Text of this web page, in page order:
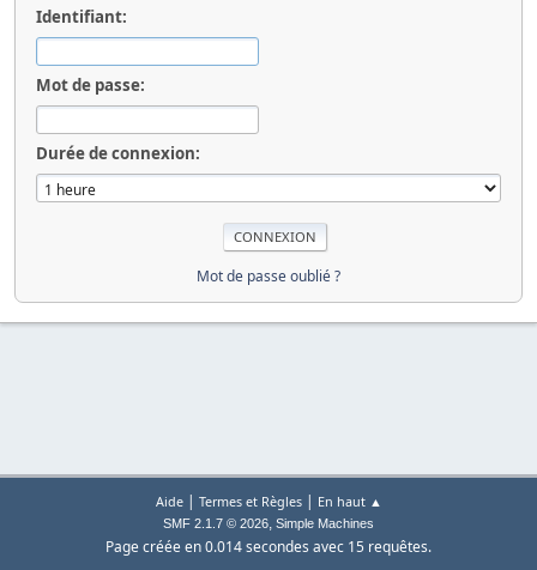
Identifiant:
Mot de passe:
Durée de connexion:
Mot de passe oublié ?
Aide| Termes et Règles| En haut ▲
SMF 2.1.7 © 2026, Simple Machines
Page créée en 0.014 secondes avec 15 requêtes.